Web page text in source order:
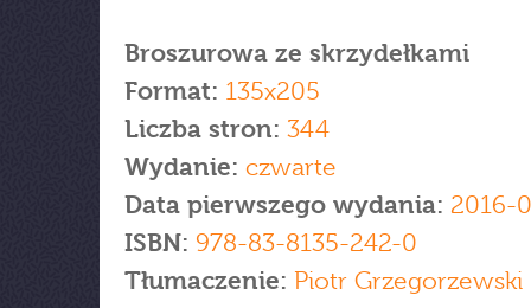
Broszurowa ze skrzydełkami
Format: 135x205
Liczba stron: 344
Wydanie: czwarte
Data pierwszego wydania: 2016-
ISBN: 978-83-8135-242-0
Tłumaczenie: Piotr Grzegorzewski